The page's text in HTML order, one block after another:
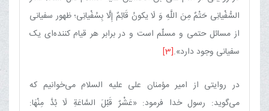
السُّفْیانِی‏ حَتْمٌ‏ مِنَ‏ اللَّهِ‏ وَ لَا یکونُ‏ قَائِمٌ إِلَّا بِسُفْیانِی‏؛ ظهور سفیانی
از مسائل حتمی و مسلّم است و در برابر هر قیام کننده‌ای یک
سفیانی وجود دارد».[3]
در روایتی از امیر مؤمنان علی علیه السلام می‌خوانیم که
می‌گوید: رسول خدا فرمود: «عَشْرٌ قَبْلَ‏ السَّاعَةِ لَا بُدَّ مِنْهَا: